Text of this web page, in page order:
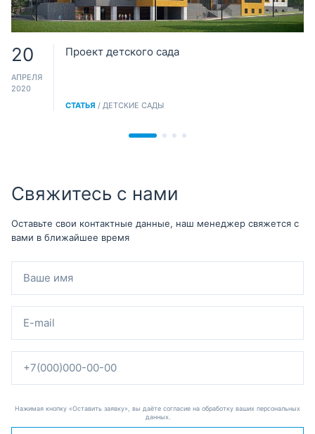
20
АПРЕЛЯ
2020
Проект детского сада
СТАТЬЯ / ДЕТСКИЕ САДЫ
Свяжитесь с нами
Оставьте свои контактные данные, наш менеджер свяжется с
вами в ближайшее время
Нажимая кнопку «Оставить заявку», вы даёте согласие на обработку ваших персональных
данных.